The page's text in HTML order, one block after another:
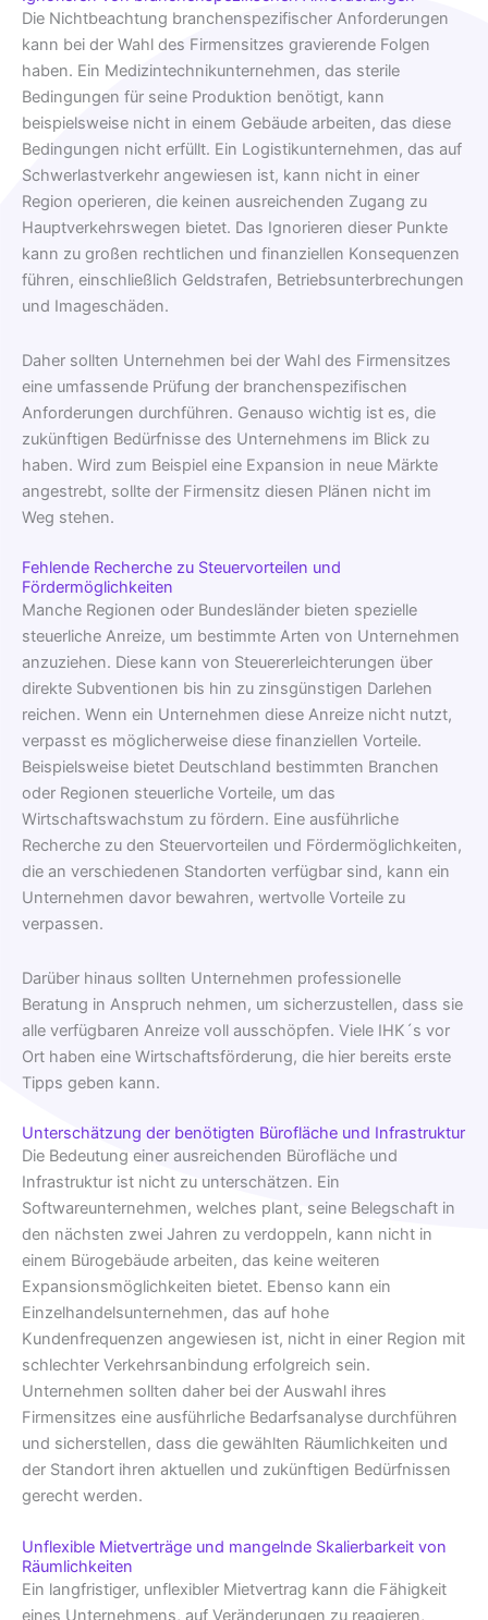
Die Nichtbeachtung branchenspezifischer Anforderungen
kann bei der Wahl des Firmensitzes gravierende Folgen
haben. Ein Medizintechnikunternehmen, das sterile
Bedingungen für seine Produktion benötigt, kann
beispielsweise nicht in einem Gebäude arbeiten, das diese
Bedingungen nicht erfüllt. Ein Logistikunternehmen, das auf
Schwerlastverkehr angewiesen ist, kann nicht in einer
Region operieren, die keinen ausreichenden Zugang zu
Hauptverkehrswegen bietet. Das Ignorieren dieser Punkte
kann zu großen rechtlichen und finanziellen Konsequenzen
führen, einschließlich Geldstrafen, Betriebsunterbrechungen
und Imageschäden.
Daher sollten Unternehmen bei der Wahl des Firmensitzes
eine umfassende Prüfung der branchenspezifischen
Anforderungen durchführen. Genauso wichtig ist es, die
zukünftigen Bedürfnisse des Unternehmens im Blick zu
haben. Wird zum Beispiel eine Expansion in neue Märkte
angestrebt, sollte der Firmensitz diesen Plänen nicht im
Weg stehen.
Fehlende Recherche zu Steuervorteilen und
Fördermöglichkeiten
Manche Regionen oder Bundesländer bieten spezielle
steuerliche Anreize, um bestimmte Arten von Unternehmen
anzuziehen. Diese kann von Steuererleichterungen über
direkte Subventionen bis hin zu zinsgünstigen Darlehen
reichen. Wenn ein Unternehmen diese Anreize nicht nutzt,
verpasst es möglicherweise diese finanziellen Vorteile.
Beispielsweise bietet Deutschland bestimmten Branchen
oder Regionen steuerliche Vorteile, um das
Wirtschaftswachstum zu fördern. Eine ausführliche
Recherche zu den Steuervorteilen und Fördermöglichkeiten,
die an verschiedenen Standorten verfügbar sind, kann ein
Unternehmen davor bewahren, wertvolle Vorteile zu
verpassen.
Darüber hinaus sollten Unternehmen professionelle
Beratung in Anspruch nehmen, um sicherzustellen, dass sie
alle verfügbaren Anreize voll ausschöpfen. Viele IHK´s vor
Ort haben eine Wirtschaftsförderung, die hier bereits erste
Tipps geben kann.
Unterschätzung der benötigten Bürofläche und Infrastruktur
Die Bedeutung einer ausreichenden Bürofläche und
Infrastruktur ist nicht zu unterschätzen. Ein
Softwareunternehmen, welches plant, seine Belegschaft in
den nächsten zwei Jahren zu verdoppeln, kann nicht in
einem Bürogebäude arbeiten, das keine weiteren
Expansionsmöglichkeiten bietet. Ebenso kann ein
Einzelhandelsunternehmen, das auf hohe
Kundenfrequenzen angewiesen ist, nicht in einer Region mit
schlechter Verkehrsanbindung erfolgreich sein.
Unternehmen sollten daher bei der Auswahl ihres
Firmensitzes eine ausführliche Bedarfsanalyse durchführen
und sicherstellen, dass die gewählten Räumlichkeiten und
der Standort ihren aktuellen und zukünftigen Bedürfnissen
gerecht werden.
Unflexible Mietverträge und mangelnde Skalierbarkeit von
Räumlichkeiten
Ein langfristiger, unflexibler Mietvertrag kann die Fähigkeit
eines Unternehmens, auf Veränderungen zu reagieren,